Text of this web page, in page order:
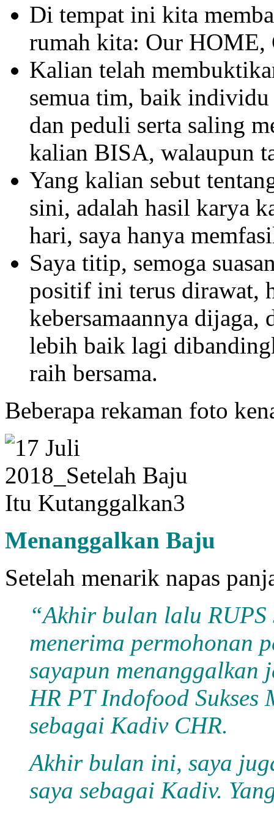
Di tempat ini kita
rumah kita: Our HOME,
Kalian telah
semua tim, baik
dan peduli serta saling
kalian BISA, walaupun
Yang kalian sebut
sini, adalah hasil karya
hari, saya hanya
Saya titip, semoga
positif ini terus dirawat,
kebersamaannya dijaga,
lebih baik lagi
raih bersama.
Beberapa rekaman foto
Menanggalkan Baju
Setelah menarik napas
“Akhir bulan lalu RUPS
menerima permohonan
sayapun menanggalkan
HR PT Indofood
sebagai Kadiv CHR.
Akhir bulan ini, saya
saya sebagai Kadiv.